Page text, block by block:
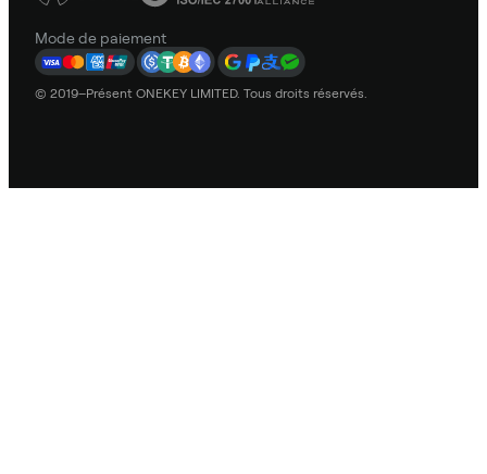
Mode de paiement
© 2019–Présent ONEKEY LIMITED. Tous droits réservés.